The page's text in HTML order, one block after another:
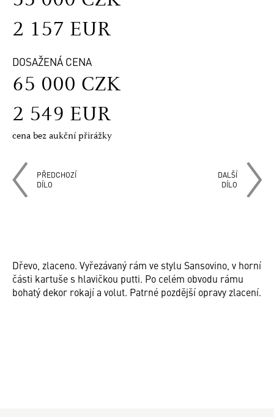
2 157 EUR
DOSAŽENÁ CENA
65 000 CZK
2 549 EUR
cena bez aukční přirážky
PŘEDCHOZÍ
DÍLO
DALŠÍ
DÍLO
Dřevo, zlaceno. Vyřezávaný rám ve stylu Sansovino, v horní
části kartuše s hlavičkou putti. Po celém obvodu rámu
bohatý dekor rokají a volut. Patrné pozdější opravy zlacení.